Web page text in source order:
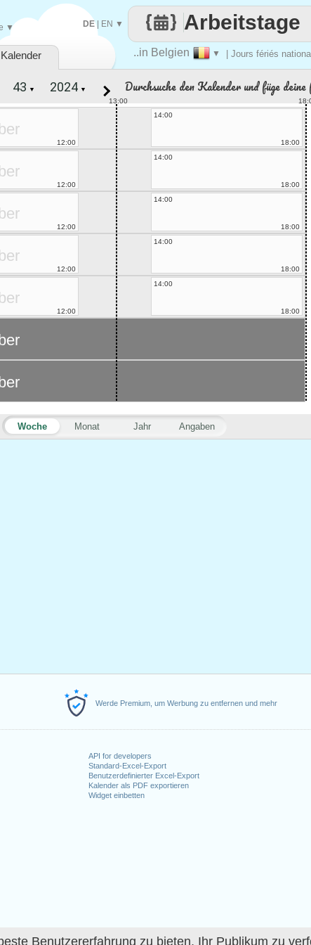
Benutzererfahrung zu bieten, Ihr Publikum zu
Werde Premium, um Werbung zu entfernen und mehr
API for developers
Standard-Excel-Export
Benutzerdefinierter Excel-Export
Kalender als PDF exportieren
Widget einbetten
..in Belgien ▼ | Jours fériés
Arbeitstage
DE| EN ▼
▼
Kalender
Woche Monat Jahr Angaben
▼ ▼ Durchsuche den Kalender und füge deine
13:00
12:00
14:00
18:00
12:00
14:00
18:00
12:00
14:00
18:00
12:00
14:00
18:00
12:00
14:00
18:00